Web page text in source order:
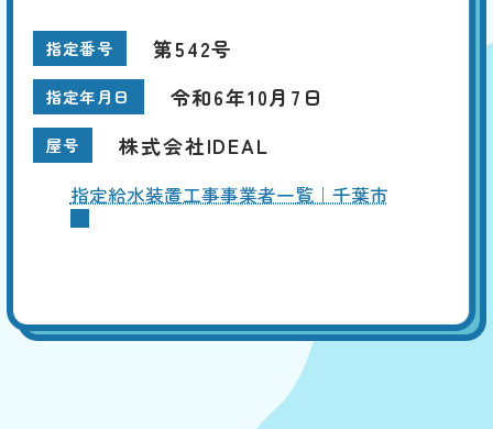
指定番号 第542号
指定年月日 令和6年10月7日
屋号 株式会社IDEAL
指定給水装置工事事業者一覧｜千葉市